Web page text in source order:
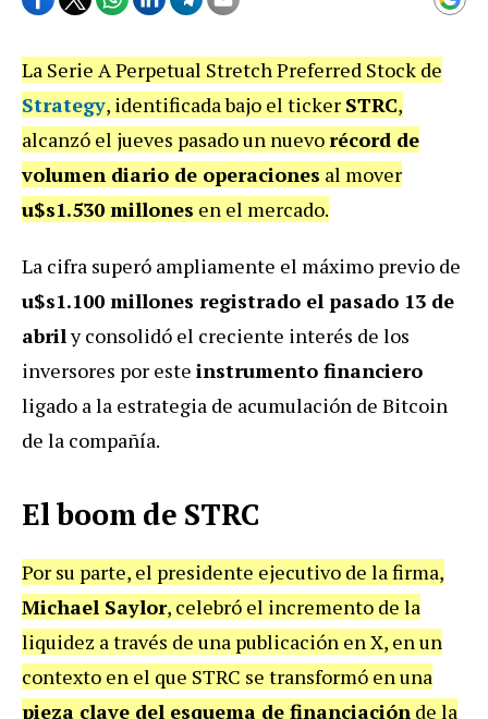
La Serie A Perpetual Stretch Preferred Stock de
Strategy, identificada bajo el ticker STRC,
alcanzó el jueves pasado un nuevorécord de
volumen diario de operaciones al mover
u$s1.530 millones en el mercado.
La cifra superó ampliamente el máximo previo de
u$s1.100 millones registrado el pasado 13 de
abrily consolidó el creciente interés de los
inversores por este instrumento financiero
ligado a la estrategia de acumulación de Bitcoin
de la compañía.
El boom de STRC
Por su parte, el presidente ejecutivo de la firma,
Michael Saylor, celebró el incremento de la
liquidez a través de una publicación en X, en un
contexto en el que STRC se transformó en una
pieza clave del esquema de financiación de la